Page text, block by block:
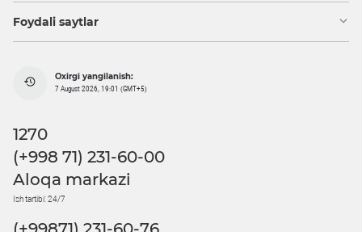
Foydali saytlar
Oxirgi yangilanish:
7 August 2026, 19:01 (GMT+5)
1270
(+998 71) 231-60-00
Aloqa markazi
Ish tartibi: 24/7